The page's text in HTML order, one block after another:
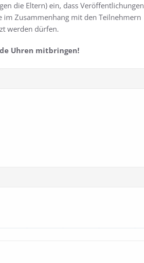
die Eltern) ein, dass Veröffentlichungen
Zusammenhang mit den Teilnehmern
werden dürfen.
Uhren mitbringen!